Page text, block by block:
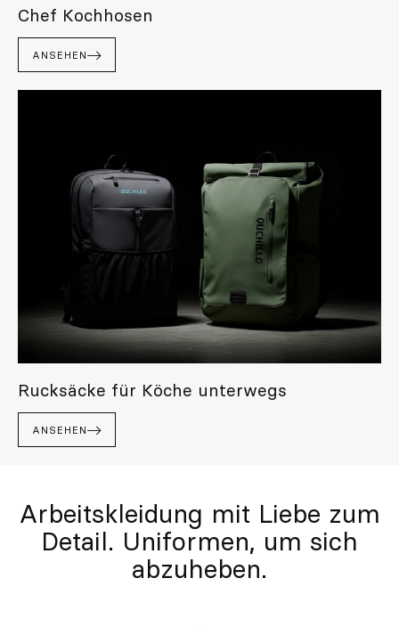
Chef Kochhosen
ANSEHEN
Rucksäcke für Köche unterwegs
ANSEHEN
Arbeitskleidung mit Liebe zum
Detail. Uniformen, um sich
abzuheben.